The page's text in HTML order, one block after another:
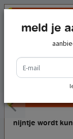
nijntje wordt
meld je
e-mail